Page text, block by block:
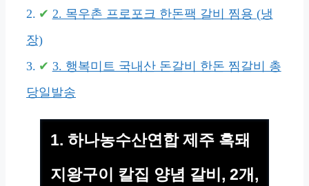
2. 목우촌 프로포크 한돈팩 갈비 찜용 (냉
장)
3. 행복미트 국내산 돈갈비 한돈 찜갈비 총
당일발송
1. 하나농수산연합 제주 흑돼
지왕구이 칼집 양념 갈비, 2개,